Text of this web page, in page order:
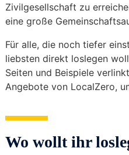
Zivilgesellschaft zu
eine große
Für alle, die noch tiefer
liebsten direkt loslegen
Seiten und Beispiele
Angebote von LocalZero,
Wo wollt ihr